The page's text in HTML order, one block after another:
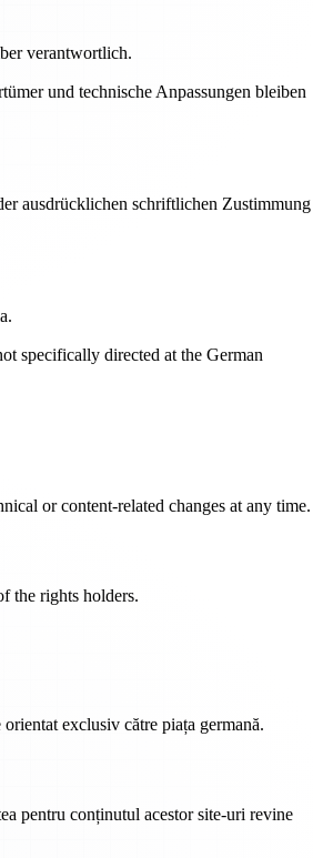
verantwortlich.
und technische Anpassungen bleiben
ausdrücklichen schriftlichen Zustimmung
specifically directed at the German
or content-related changes at any time.
the rights holders.
exclusiv către piața germană.
pentru conținutul acestor site-uri revine